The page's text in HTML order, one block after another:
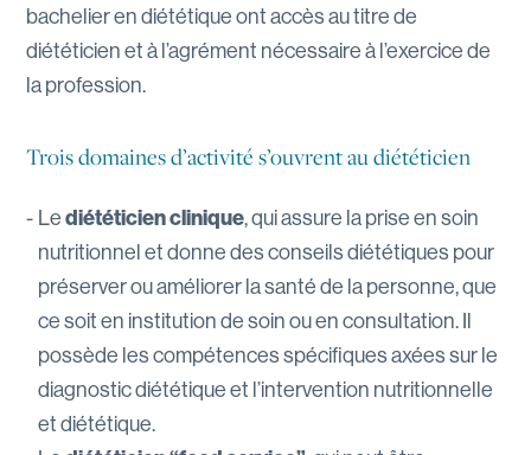
bachelier en diététique ont accès au titre de
diététicien et à l’agrément nécessaire à l’exercice de
la profession.
Trois domaines d’activité s’ouvrent au diététicien
Lediététicien clinique, qui assure la prise en soin
nutritionnel et donne des conseils diététiques pour
préserver ou améliorer la santé de la personne, que
ce soit en institution de soin ou en consultation. Il
possède les compétences spécifiques axées sur le
diagnostic diététique et l’intervention nutritionnelle
et diététique.